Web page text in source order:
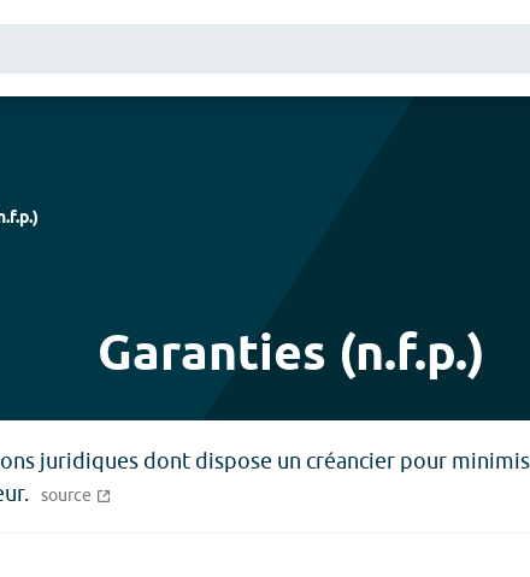
)
Garanties (n.f.p.)
juridiques dont dispose un créancier pour
source